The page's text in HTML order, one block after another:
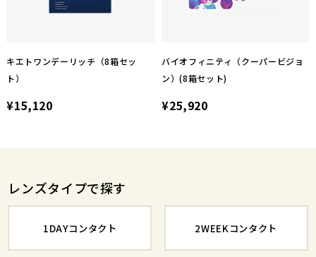
キエトワンデーリッチ（8箱セッ
ト）
¥15,120
バイオフィニティ（クーパービジョ
ン）(8箱セット)
¥25,920
レンズタイプで探す
1DAYコンタクト 2WEEKコンタクト